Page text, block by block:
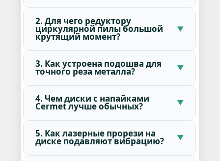
2. Для чего редуктору
циркулярной пилы большой
крутящий момент?
3. Как устроена подошва для
точного реза металла?
4. Чем диски с напайками
Cermet лучше обычных?
5. Как лазерные прорези на
диске подавляют вибрацию?